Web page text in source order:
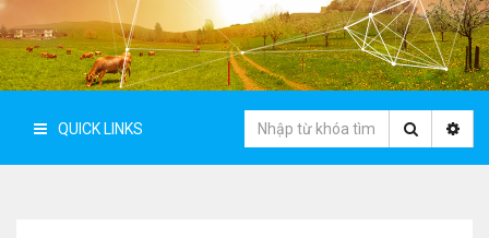
QUICK LINKS